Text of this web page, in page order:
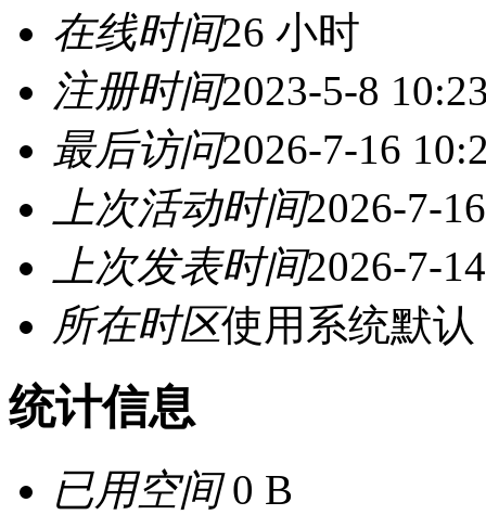
在线时间26 小时
注册时间2023-5-8
最后访问2026-7-16
上次活动时间2026-7-
上次发表时间2026-7-
所在时区使用系统默认
统计信息
已用空间0 B